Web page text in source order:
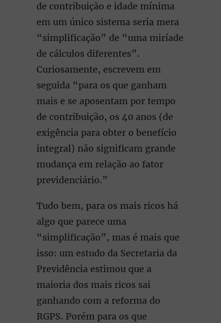
de contribuição e idade mínima
em um único sistema seria mera
“simplificação” de “uma miríade
de cálculos diferentes”.
Curiosamente, escrevem em
seguida “para os que ganham
mais e se aposentam por tempo
de contribuição, os 40 anos (de
exigência para obter o benefício
integral) não significam grande
mudança em relação ao fator
previdenciário.”
Tudo bem, para os mais ricos há
algo que parece uma
“simplificação”, mas é mais que
isso: um estudo da Secretaria da
Previdência estimou que a
maioria dos mais ricos sai
ganhando com a reforma do
RGPS. Porém para os que